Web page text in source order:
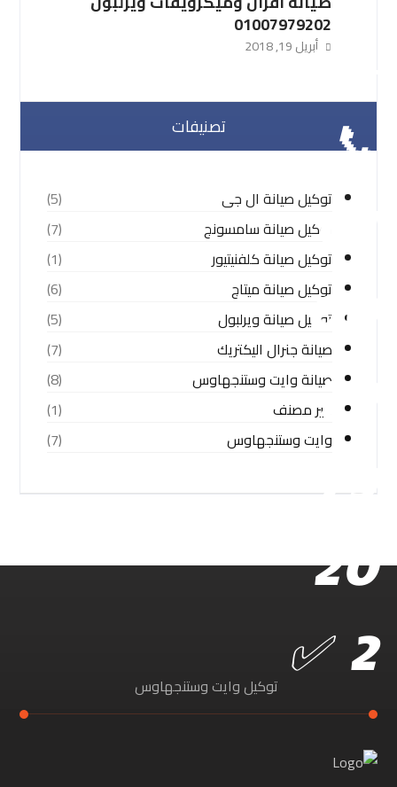
01007979202
أبريل 19, 2018
تصنيفات
توكيل صيانة ال جى
(5)
توكيل صيانة سامسونج
(7)
توكيل صيانة كلفنيتيور
(1)
توكيل صيانة ميتاج
(6)
توكيل صيانة ويرلبول
(5)
صيانة جنرال اليكتريك
(7)
صيانة وايت وستنجهاوس
(8)
غير مصنف
(1)
وايت وستنجهاوس
(7)
توكيل وايت وستنجهاوس